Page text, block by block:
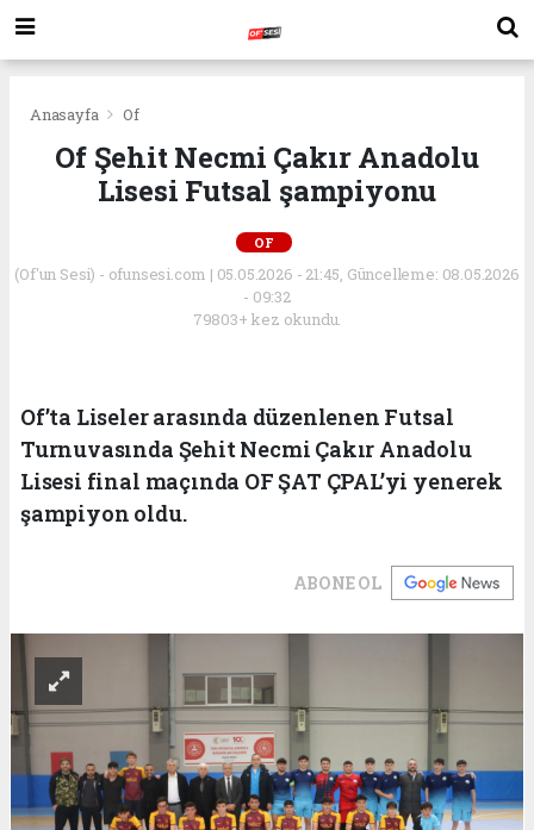
Anasayfa Of
Of Şehit Necmi Çakır Anadolu
Lisesi Futsal şampiyonu
OF
(Of'un Sesi) - ofunsesi.com | 05.05.2026 - 21:45, Güncelleme: 08.05.2026
- 09:32
79803+ kez okundu.
Of’ta Liseler arasında düzenlenen Futsal
Turnuvasında Şehit Necmi Çakır Anadolu
Lisesi final maçında OF ŞAT ÇPAL’yi yenerek
şampiyon oldu.
ABONE OL